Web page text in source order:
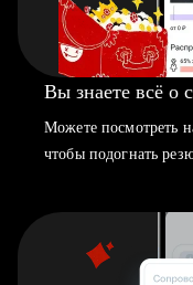
Вы знаете всё о
Можете посмотреть
чтобы подогнать